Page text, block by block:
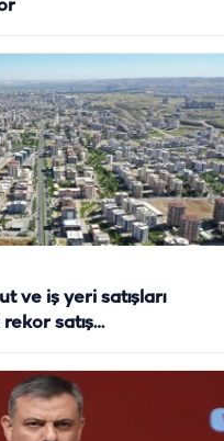
ve iş yeri satışları
satış…